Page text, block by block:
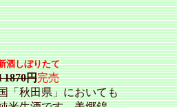
酒しぼりたて
1870円完売
「秋田県」においても